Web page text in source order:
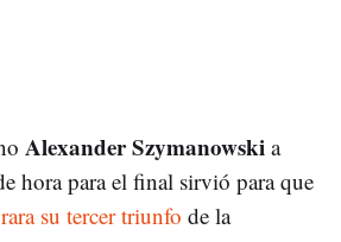
Alexander Szymanowski a
hora para el final sirvió para que
su tercer triunfo de la